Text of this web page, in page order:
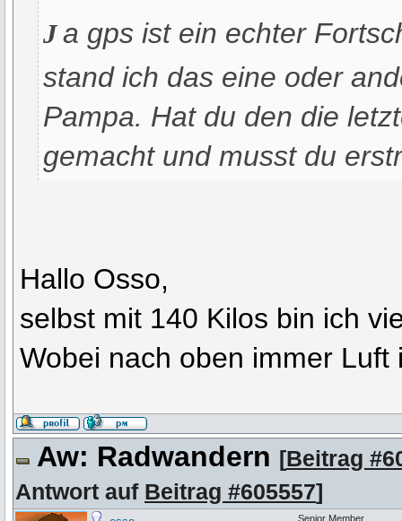
ja gps ist ein echter
stand ich das eine oder
Pampa. Hat du den die
gemacht und musst du
Hallo Osso,
selbst mit 140 Kilos bin ich
Wobei nach oben immer Luft
Aw: Radwandern [Beitrag
Antwort auf Beitrag #605557]
Senior Member